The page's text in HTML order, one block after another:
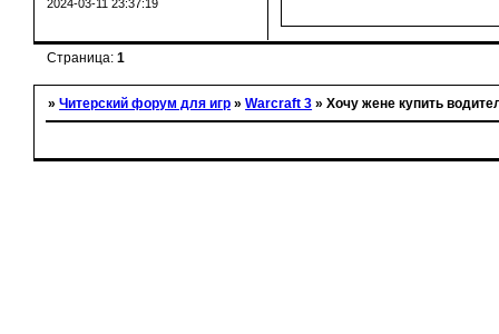
2024-03-11 23:37:19
Страница:1
»Читерский форум для игр »Warcraft 3 »Хочу жене купить